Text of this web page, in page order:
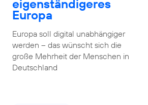
eigenständigeres
Europa
Europa soll digital unabhängiger
werden – das wünscht sich die
große Mehrheit der Menschen in
Deutschland